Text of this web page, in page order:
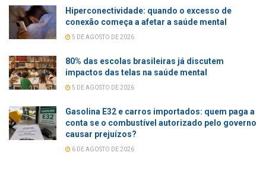
Hiperconectividade: quando o excesso de
conexão começa a afetar a saúde mental
5 DE AGOSTO DE 2026
80% das escolas brasileiras já discutem
impactos das telas na saúde mental
5 DE AGOSTO DE 2026
Gasolina E32 e carros importados: quem paga a
conta se o combustível autorizado pelo governo
causar prejuízos?
6 DE AGOSTO DE 2026